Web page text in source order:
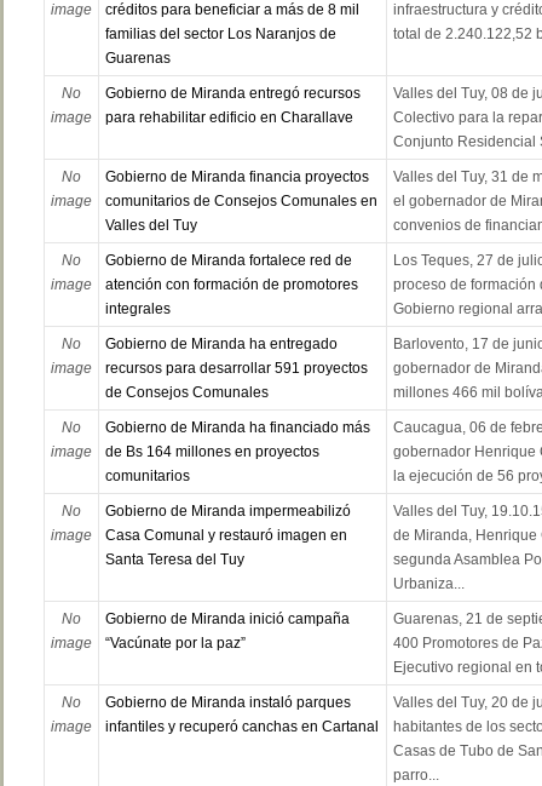
image
créditos para beneficiar a más de 8 mil
familias del sector Los Naranjos de
Guarenas
infraestructura y
total de 2.240.122,52
No
image
Gobierno de Miranda entregó recursos
para rehabilitar edificio en Charallave
Valles del Tuy, 08 de
Colectivo para la
Conjunto Residencial
No
image
Gobierno de Miranda financia proyectos
comunitarios de Consejos Comunales en
Valles del Tuy
Valles del Tuy, 31 de
el gobernador de
convenios de
No
image
Gobierno de Miranda fortalece red de
atención con formación de promotores
integrales
Los Teques, 27 de
proceso de formación
Gobierno regional
No
image
Gobierno de Miranda ha entregado
recursos para desarrollar 591 proyectos
de Consejos Comunales
Barlovento, 17 de
gobernador de
millones 466 mil
No
image
Gobierno de Miranda ha financiado más
de Bs 164 millones en proyectos
comunitarios
Caucagua, 06 de
gobernador Henrique
la ejecución de 56
No
image
Gobierno de Miranda impermeabilizó
Casa Comunal y restauró imagen en
Santa Teresa del Tuy
Valles del Tuy,
de Miranda,
segunda Asamblea
Urbaniza...
No
image
Gobierno de Miranda inició campaña
“Vacúnate por la paz”
Guarenas, 21 de
400 Promotores de
Ejecutivo regional en
No
image
Gobierno de Miranda instaló parques
infantiles y recuperó canchas en Cartanal
Valles del Tuy, 20 de
habitantes de los
Casas de Tubo de
parro...